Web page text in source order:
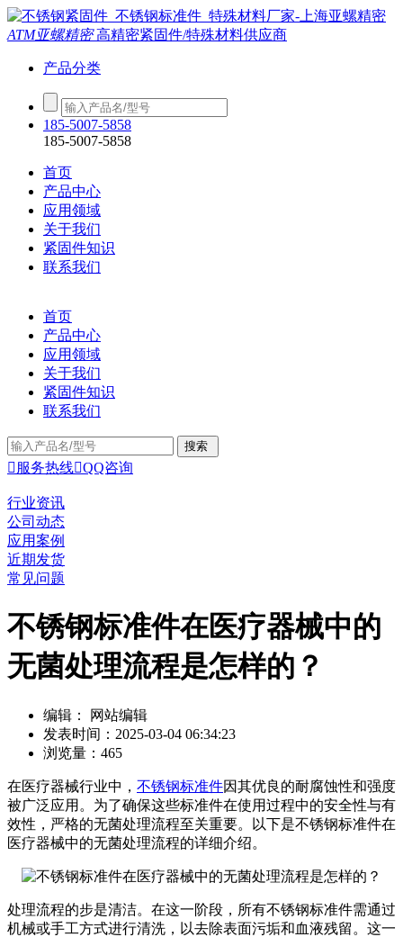
ATM亚螺精密高精密紧固件/特殊材料供应商
产品分类
185-5007-5858
185-5007-5858
首页
产品中心
应用领域
关于我们
紧固件知识
联系我们
首页
产品中心
应用领域
关于我们
紧固件知识
联系我们
 服务热线QQ咨询
行业资讯
公司动态
应用案例
近期发货
常见问题
不锈钢标准件在医疗器械中的
无菌处理流程是怎样的？
编辑： 网站编辑
发表时间：2025-03-04 06:34:23
浏览量：465
在医疗器械行业中， 不锈钢标准件因其优良的耐腐蚀性和强度
被广泛应用。为了确保这些标准件在使用过程中的安全性与有
效性，严格的无菌处理流程至关重要。以下是不锈钢标准件在
医疗器械中的无菌处理流程的详细介绍。
处理流程的步是清洁。在这一阶段，所有不锈钢标准件需通过
机械或手工方式进行清洗，以去除表面污垢和血液残留。这一